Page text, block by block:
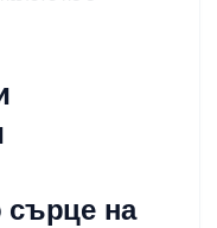
сърце на